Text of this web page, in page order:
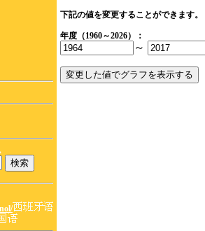
下記の値を変更することができます。
年度（1960～2026）：
～